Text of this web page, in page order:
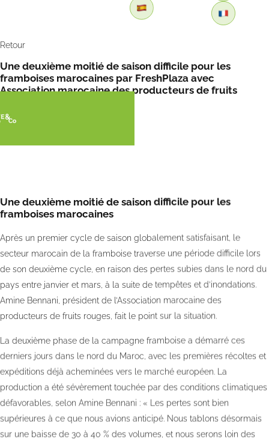
Retour
Une deuxième moitié de saison difficile pour les
framboises marocaines par FreshPlaza avec
Association marocaine des producteurs de fruits
Une deuxième moitié de saison difficile pour les
framboises marocaines
Après un premier cycle de saison globalement satisfaisant, le
secteur marocain de la framboise traverse une période difficile lors
de son deuxième cycle, en raison des pertes subies dans le nord du
pays entre janvier et mars, à la suite de tempêtes et d’inondations.
Amine Bennani, président de l’Association marocaine des
producteurs de fruits rouges, fait le point sur la situation.
La deuxième phase de la campagne framboise a démarré ces
derniers jours dans le nord du Maroc, avec les premières récoltes et
expéditions déjà acheminées vers le marché européen. La
production a été sévèrement touchée par des conditions climatiques
défavorables, selon Amine Bennani : « Les pertes sont bien
supérieures à ce que nous avions anticipé. Nous tablons désormais
sur une baisse de 30 à 40 % des volumes, et nous serons loin des